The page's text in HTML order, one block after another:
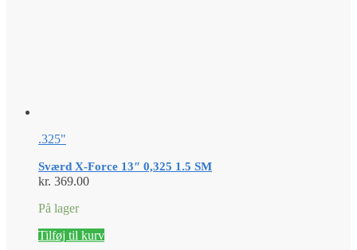
.325"
Sværd X-Force 13″ 0,325 1.5 SM
kr. 369.00
På lager
Tilføj til kurv